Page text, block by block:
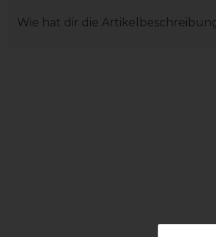
Wie hat dir die